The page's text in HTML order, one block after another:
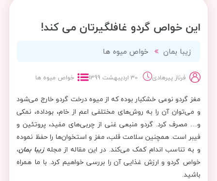
این خواص گردو غافلگیرتان می کند!
زیبا بمان خواص میوه ها
فرناز پیرهادی 30 اردیبهشت 1399 خواص میوه ها
مغز گردو نوعی خشکبار بوده که از میوه درخت گردو خارج می‌شود
و می‌توان آن را به روش‌های مختلفی اعم از خام، بوداده، نمکی
و… مصرف کرد. گردو منبعی غنی از چربی‌های مفید، پروتئین و
فیبر است. همچنین سلامت قلب، مغز و استخوان‌ها را حفظ نموده
و به تناسب اندام کمک می‌کند. در این مقاله از مجلهزیبا بمان،
خواص گردو و ارزش غذایی آن را بررسی خواهیم کرد. با ما همراه
باشید.